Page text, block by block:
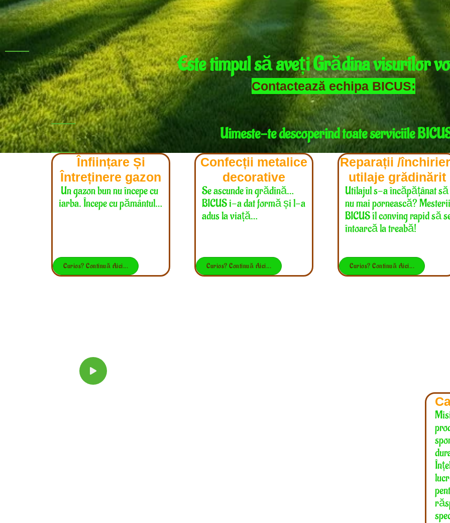
Este timpul să aveți Grădina visurilor
Contactează echipa BICUS:
Uimeste-te descoperind toate serviciile
Înființare Și
Întreținere gazon
Un gazon bun nu începe cu
iarba. Începe cu pământul…
Curios? Continuă Aici...
Confecții metalice
decorative
Se ascunde în grădină…
BICUS i-a dat formă și l-a
adus la viață…
Curios? Continuă Aici...
Reparații /
utilaje grădinărit
Utilajul s-a încăpățânat să
nu mai pornească? Mesterii
BICUS îl conving rapid să
întoarcă la treabă!
Curios? Continuă Aici...